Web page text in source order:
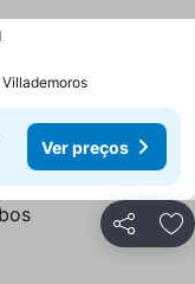
Villademoros
Ver preços
Partilhar